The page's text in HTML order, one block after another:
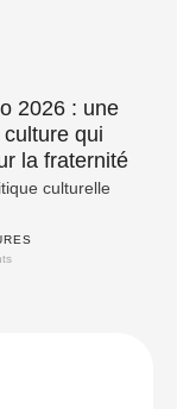
2026 : une
qui
la fraternité
culturelle